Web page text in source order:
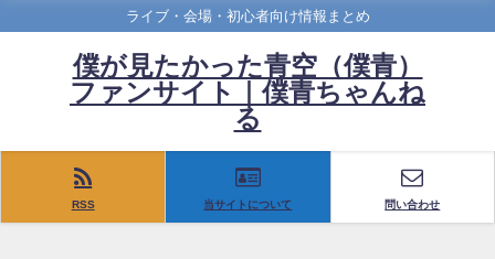
ライブ・会場・初心者向け情報まとめ
僕が見たかった青空（僕青）
ファンサイト｜僕青ちゃんね
る
RSS 当サイトについて 問い合わせ